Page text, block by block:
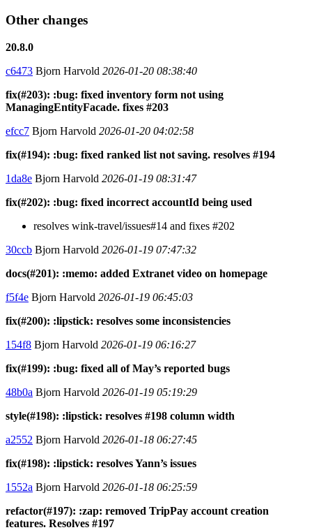
Other changes
20.8.0
c6473 Bjorn Harvold 2026-01-20 08:38:40
fix(#203): :bug: fixed inventory form not using
ManagingEntityFacade. fixes #203
efcc7 Bjorn Harvold 2026-01-20 04:02:58
fix(#194): :bug: fixed ranked list not saving. resolves #194
1da8e Bjorn Harvold 2026-01-19 08:31:47
fix(#202): :bug: fixed incorrect accountId being used
resolves wink-travel/issues#14 and fixes #202
30ccb Bjorn Harvold 2026-01-19 07:47:32
docs(#201): :memo: added Extranet video on homepage
f5f4e Bjorn Harvold 2026-01-19 06:45:03
fix(#200): :lipstick: resolves some inconsistencies
154f8 Bjorn Harvold 2026-01-19 06:16:27
fix(#199): :bug: fixed all of May’s reported bugs
48b0a Bjorn Harvold 2026-01-19 05:19:29
style(#198): :lipstick: resolves #198 column width
a2552 Bjorn Harvold 2026-01-18 06:27:45
fix(#198): :lipstick: resolves Yann’s issues
1552a Bjorn Harvold 2026-01-18 06:25:59
refactor(#197): :zap: removed TripPay account creation
features. Resolves #197